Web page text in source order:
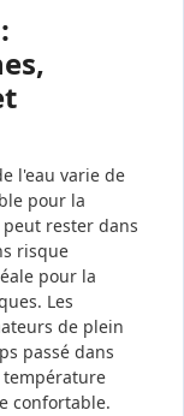
l'eau varie de
pour la
rester dans
risque
pour la
Les
de plein
passé dans
température
confortable.